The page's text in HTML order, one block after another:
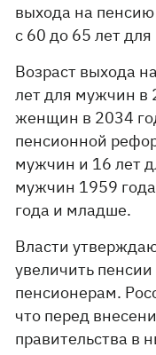
выхода на
с 60 до 65 лет
Возраст выхода
лет для мужчин в
женщин в 2034
пенсионной
мужчин и 16 лет
мужчин 1959
года и младше.
Власти
увеличить
пенсионерам.
что перед
правительства в